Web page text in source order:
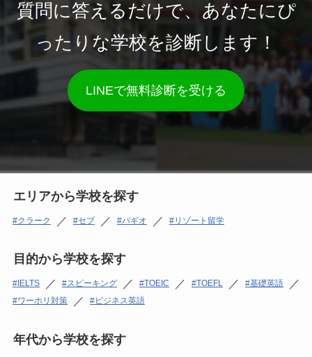
質問に答えるだけで、あなたにぴ
ったりな学校を診断します！
LINEで無料診断を受ける
エリアから学校を探す
クラーク ／ セブ ／ バギオ ／ リゾート留学
目的から学校を探す
IELTS ／ スピーキング ／ TOEIC ／ TOEFL ／ 基礎英語 ／
ワーホリ対策 ／ ビジネス英語
年代から学校を探す